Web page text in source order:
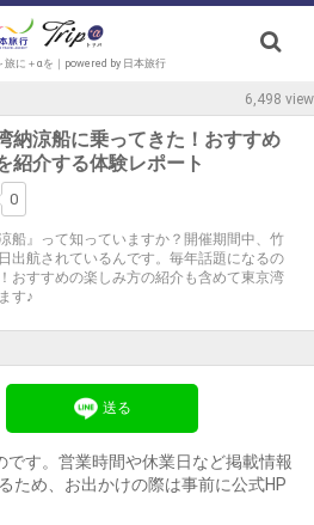
に＋αを｜powered by 日本旅行
6,498 view
納涼船に乗ってきた！おすすめ
紹介する体験レポート
0
船』って知っていますか？開催期間中、竹
出航されているんです。毎年話題になるの
おすすめの楽しみ方の紹介も含めて東京湾
す♪
送る
す。営業時間や休業日など掲載情報
ため、お出かけの際は事前に公式HP